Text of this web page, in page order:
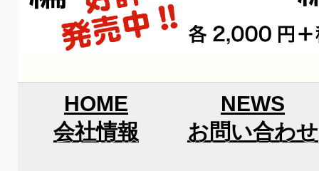
HOME
NEWS
会社情報
お問い合わせ